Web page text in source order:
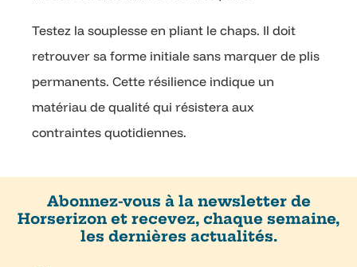
Testez la souplesse en pliant le chaps. Il doit
retrouver sa forme initiale sans marquer de plis
permanents. Cette résilience indique un
matériau de qualité qui résistera aux
contraintes quotidiennes.
Abonnez-vous à la newsletter de
Horserizon et recevez, chaque semaine,
les dernières actualités.